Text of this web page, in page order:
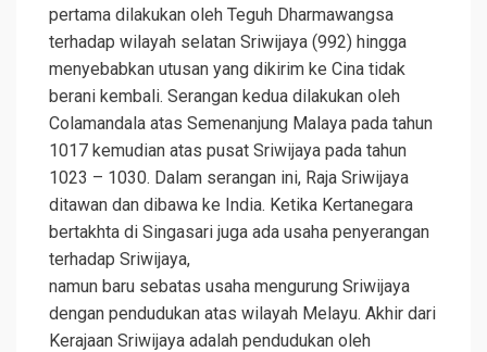
pertama dilakukan oleh Teguh Dharmawangsa
terhadap wilayah selatan Sriwijaya (992) hingga
menyebabkan utusan yang dikirim ke Cina tidak
berani kembali. Serangan kedua dilakukan oleh
Colamandala atas Semenanjung Malaya pada tahun
1017 kemudian atas pusat Sriwijaya pada tahun
1023 – 1030. Dalam serangan ini, Raja Sriwijaya
ditawan dan dibawa ke India. Ketika Kertanegara
bertakhta di Singasari juga ada usaha penyerangan
terhadap Sriwijaya,
namun baru sebatas usaha mengurung Sriwijaya
dengan pendudukan atas wilayah Melayu. Akhir dari
Kerajaan Sriwijaya adalah pendudukan oleh